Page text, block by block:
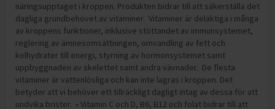
näringsupptaget i kroppen. Produkten bidrar till att säkerställa det
dagliga grundbehovet av vitaminer. Vitaminer är delaktiga i många
av kroppens funktioner, inklusive stöttandet av immunsystemet,
reglering av ämnesomsättningen, omvandling av fett och
kolhydrater till energi, styrning av hormonsystemet samt
uppbyggnaden av skelettet samt andra vävnader. De flesta
vitaminer är vattenlösliga och kan inte lagras i kroppen. Det
betyder att vi behöver ett tillräckligt dagligt intag av dessa för att
undvika brister. • Vitamin C och D, B6, B12 och folat bidrar till att